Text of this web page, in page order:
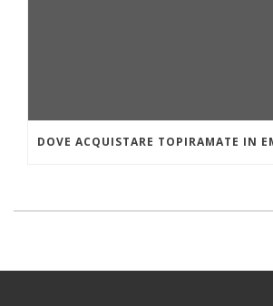
DOVE ACQUISTARE TOPIRAMATE IN